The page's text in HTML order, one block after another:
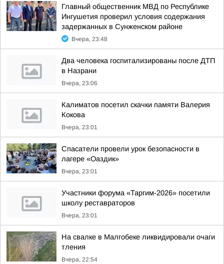
Главный общественник МВД по Республике
Ингушетия проверил условия содержания
задержанных в Сунженском районе
Вчера, 23:48
Два человека госпитализированы после ДТП
в Назрани
Вчера, 23:06
Калиматов посетил скачки памяти Валерия
Кокова
Вчера, 23:01
Спасатели провели урок безопасности в
лагере «Оаздик»
Вчера, 23:01
Участники форума «Таргим-2026» посетили
школу реставраторов
Вчера, 23:01
На свалке в Малгобеке ликвидировали очаги
тления
Вчера, 22:54